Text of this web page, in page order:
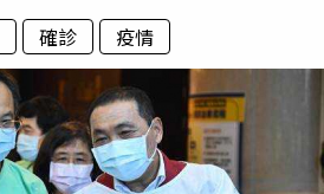
確診 疫情